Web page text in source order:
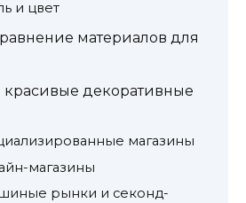
и цвет
материалов для
красивые декоративные
магазины
магазины
рынки и секонд-